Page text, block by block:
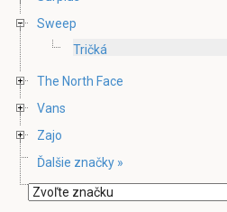
Sweep
Tričká
The North Face
Vans
Zajo
Ďalšie značky »